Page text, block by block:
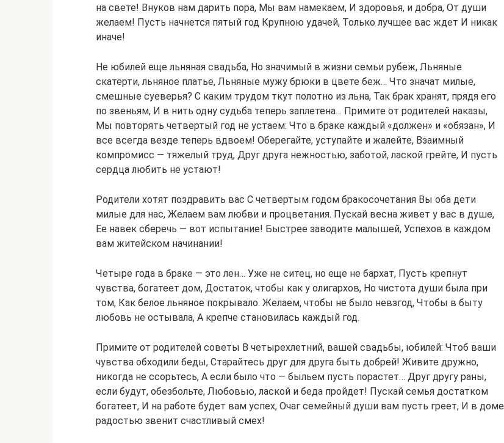
на свете! Внуков нам дарить пора, Мы вам намекаем, И здоровья, и добра, От души
желаем! Пусть начнется пятый год Крупною удачей, Только лучшее вас ждет И никак
иначе!
Не юбилей еще льняная свадьба, Но значимый в жизни семьи рубеж, Льняные
скатерти, льняное платье, Льняные мужу брюки в цвете беж… Что значат милые,
смешные суеверья? С каким трудом ткут полотно из льна, Так брак хранят, прядя его
по звеньям, И в нить одну судьба теперь заплетена… Примите от родителей наказы,
Мы повторять четвертый год не устаем: Что в браке каждый «должен» и «обязан», И
все всегда везде теперь вдвоем! Оберегайте, уступайте и жалейте, Взаимный
компромисс — тяжелый труд, Друг друга нежностью, заботой, лаской грейте, И пусть
сердца любить не устают!
Родители хотят поздравить вас С четвертым годом бракосочетания Вы оба дети
милые для нас, Желаем вам любви и процветания. Пускай весна живет у вас в душе,
Ее навек сберечь — вот испытание! Быстрее заводите малышей, Успехов в каждом
вам житейском начинании!
Четыре года в браке — это лен… Уже не ситец, но еще не бархат, Пусть крепнут
чувства, богатеет дом, Достаток, чтобы как у олигархов, Но чистота души была при
том, Как белое льняное покрывало. Желаем, чтобы не было невзгод, Чтобы в быту
любовь не остывала, А крепче становилась каждый год.
Примите от родителей советы В четырехлетний, вашей свадьбы, юбилей: Чтоб ваши
чувства обходили беды, Старайтесь друг для друга быть добрей! Живите дружно,
никогда не ссорьтесь, А если было что — быльем пусть порастет… Друг другу раны,
если будут, обезбольте, Любовью, лаской и беда пройдет! Пускай семья достатком
богатеет, И на работе будет вам успех, Очаг семейный души вам пусть греет, И в доме
радостью звенит счастливый смех!